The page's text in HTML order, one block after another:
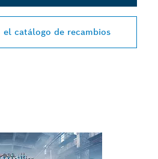
el catálogo de recambios